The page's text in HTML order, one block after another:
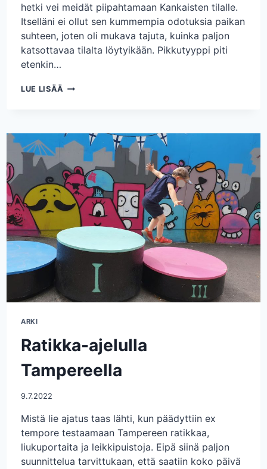
hetki vei meidät piipahtamaan Kankaisten tilalle.
Itselläni ei ollut sen kummempia odotuksia paikan
suhteen, joten oli mukava tajuta, kuinka paljon
katsottavaa tilalta löytyikään. Pikkutyyppi piti
etenkin…
LUE LISÄÄ KANKAISTEN
HATTARA
ARKI
Ratikka-ajelulla
Tampereella
9.7.2022
Mistä lie ajatus taas lähti, kun päädyttiin ex
tempore testaamaan Tampereen ratikkaa,
liukuportaita ja leikkipuistoja. Eipä siinä paljon
suunnittelua tarvittukaan, että saatiin koko päivä